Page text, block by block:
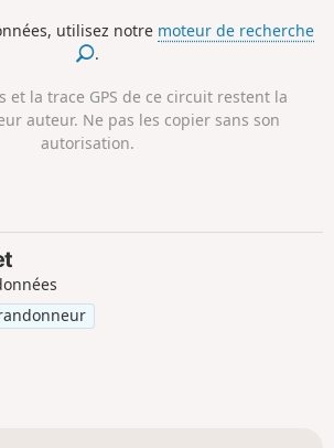
utilisez notre moteur de recherche
.
et la trace GPS de ce circuit restent la
auteur. Ne pas les copier sans son
autorisation.